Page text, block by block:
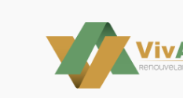
contenu